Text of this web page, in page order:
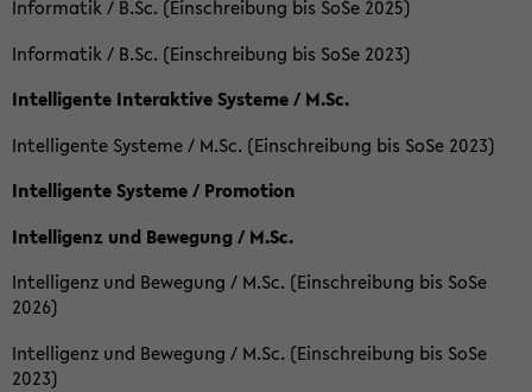
Informatik / B.Sc. (Einschreibung bis SoSe 2025)
Informatik / B.Sc. (Einschreibung bis SoSe 2023)
Intelligente Interaktive Systeme / M.Sc.
Intelligente Systeme / M.Sc. (Einschreibung bis SoSe 2023)
Intelligente Systeme / Promotion
Intelligenz und Bewegung / M.Sc.
Intelligenz und Bewegung / M.Sc. (Einschreibung bis SoSe
2026)
Intelligenz und Bewegung / M.Sc. (Einschreibung bis SoSe
2023)